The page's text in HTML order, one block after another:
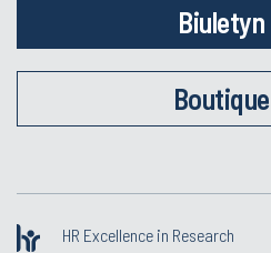
Biuletyn
Boutique
HR Excellence in Research